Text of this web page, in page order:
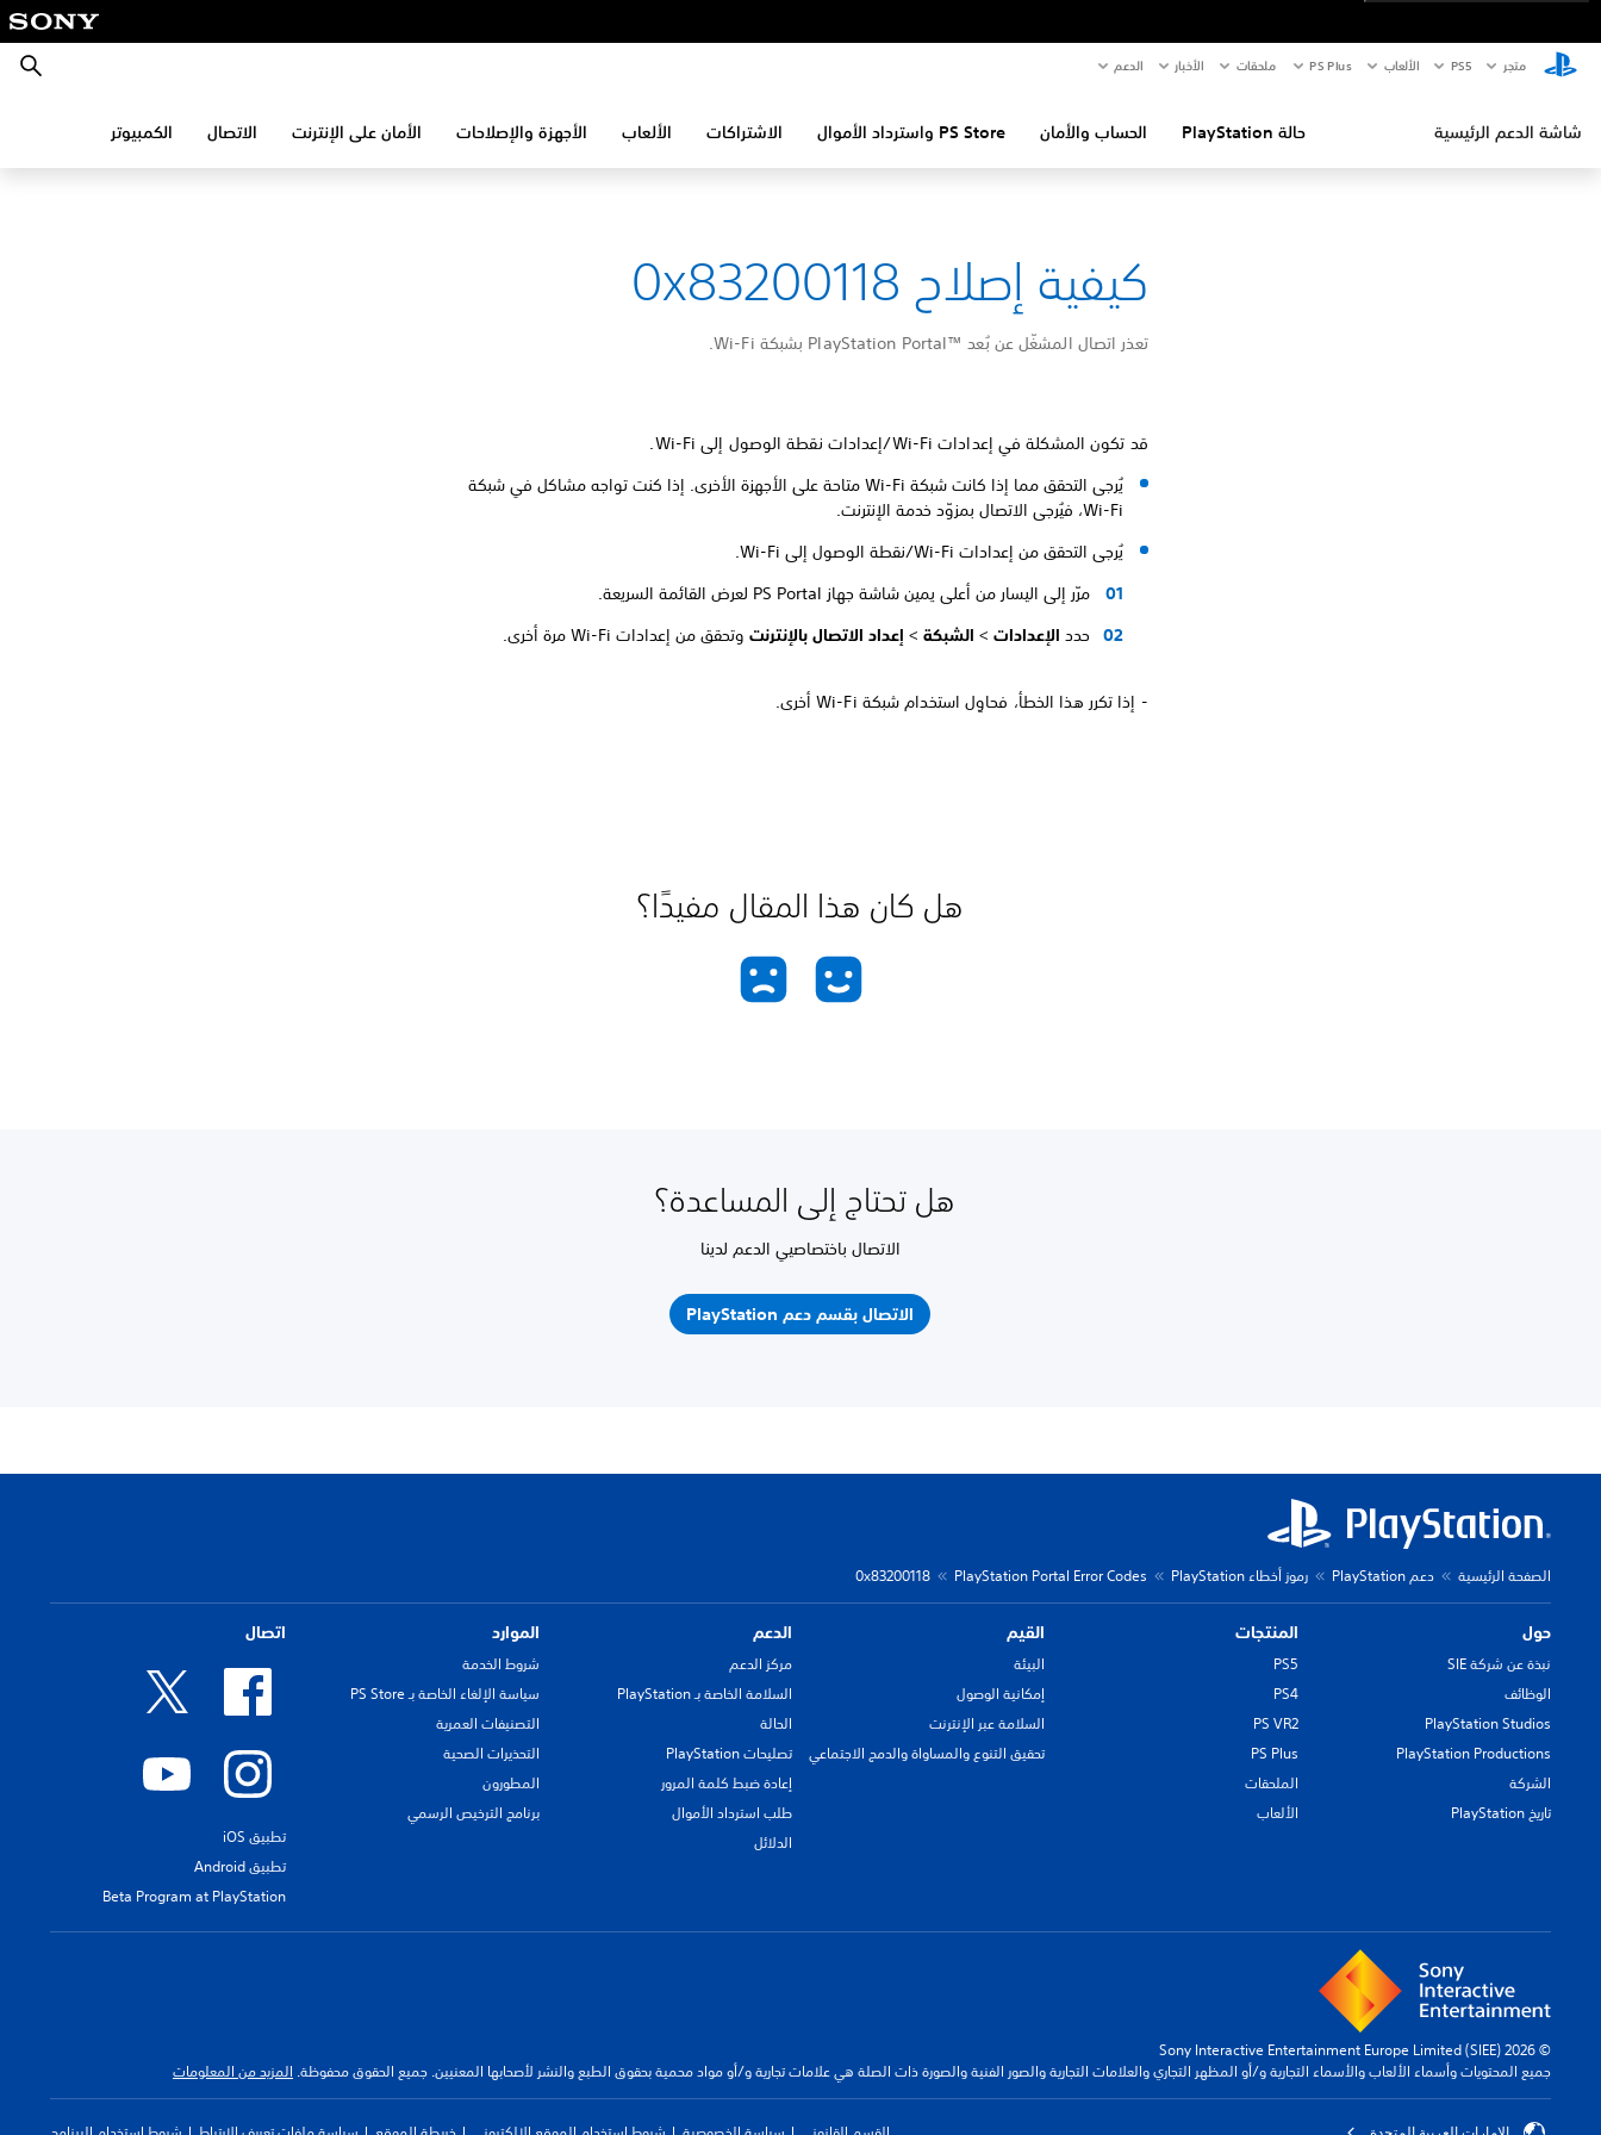
متجر PS5‏ الألعاب PS Plus ملحقات الأخبار الدعم بحث
شاشة الدعم الرئيسية حالة PlayStation الحساب والأمان PS Store واسترداد الأموال الاشتراكات الألعاب الأجهزة والإصلاحات الأمان على الإنترنت الاتصال الكمبيوتر
كيفية إصلاح 0x83200118
تعذر اتصال المشغّل عن بُعد PlayStation Portal™‎ بشبكة Wi-Fi.
قد تكون المشكلة في إعدادات Wi-Fi/إعدادات نقطة الوصول إلى Wi-Fi.
يُرجى التحقق مما إذا كانت شبكة Wi-Fi متاحة على الأجهزة الأخرى. إذا كنت تواجه مشاكل في شبكة
Wi-Fi، فيُرجى الاتصال بمزوّد خدمة الإنترنت.
يُرجى التحقق من إعدادات Wi-Fi/نقطة الوصول إلى Wi-Fi.
مرّر إلى اليسار من أعلى يمين شاشة جهاز PS Portal لعرض القائمة السريعة.
حدد الإعدادات > الشبكة > إعداد الاتصال بالإنترنت وتحقق من إعدادات Wi-Fi مرة أخرى.
- إذا تكرر هذا الخطأ، فحاوِل استخدام شبكة Wi-Fi أخرى.
هل كان هذا المقال مفيدًا؟
هل تحتاج إلى المساعدة؟
الاتصال باختصاصيي الدعم لدينا
الاتصال بقسم دعم PlayStation
الصفحة الرئيسية دعم PlayStation رموز أخطاء PlayStation PlayStation Portal Error Codes
0x83200118
حول
نبذة عن شركة SIE
الوظائف
PlayStation Studios
PlayStation Productions
الشركة
تاريخ PlayStation
المنتجات
PS5
PS4
PS VR2
PS Plus
الملحقات
الألعاب
القيم
البيئة
إمكانية الوصول
السلامة عبر الإنترنت
تحقيق التنوع والمساواة والدمج الاجتماعي
الدعم
مركز الدعم
السلامة الخاصة بـ PlayStation
الحالة
تصليحات PlayStation
إعادة ضبط كلمة المرور
طلب استرداد الأموال
الدلائل
الموارد
شروط الخدمة
سياسة الإلغاء الخاصة بـ PS Store
التصنيفات العمرية
التحذيرات الصحية
المطورون
برنامج الترخيص الرسمي
اتصال
تطبيق iOS
تطبيق Android
Beta Program at PlayStation
© 2026 Sony Interactive Entertainment Europe Limited (SIEE)
جميع المحتويات وأسماء الألعاب والأسماء التجارية و/أو المظهر التجاري والعلامات التجارية والصور الفنية والصورة ذات الصلة هي علامات تجارية و/أو مواد محمية بحقوق الطبع والنشر لأصحابها المعنيين. جميع الحقوق محفوظة. المزيد من المعلومات